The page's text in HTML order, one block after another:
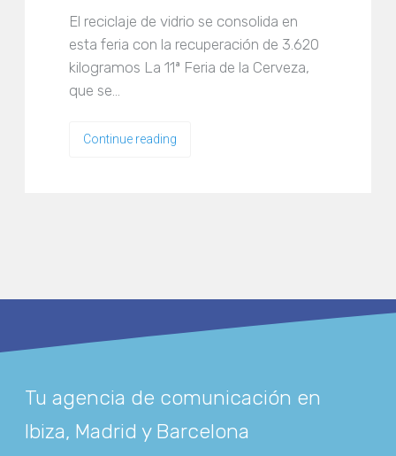
El reciclaje de vidrio se consolida en
esta feria con la recuperación de 3.620
kilogramos La 11ª Feria de la Cerveza,
que se…
Continue reading
Tu agencia de comunicación en
Ibiza, Madrid y Barcelona